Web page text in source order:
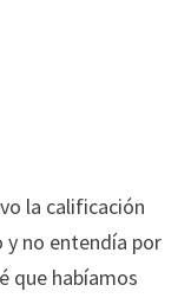
la calificación
y no entendía por
que habíamos